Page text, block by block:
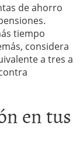
de ahorro
tiempo
considera
a tres a
en tus